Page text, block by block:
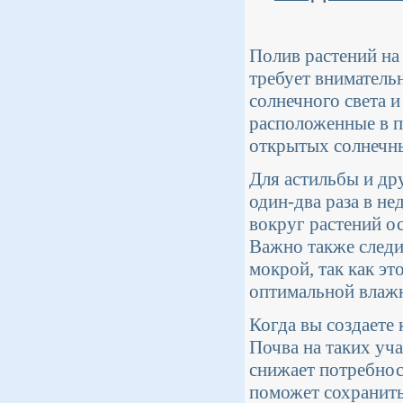
Полив растений на
требует
солнечного
расположенные в
открытых
Для астильбы и
один-два раза в
вокруг растений
Важно также
мокрой, так как
оптимальной
Когда вы
Почва на таких
снижает
поможет